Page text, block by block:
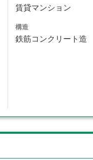
賃貸マンション
構造
鉄筋コンクリート造